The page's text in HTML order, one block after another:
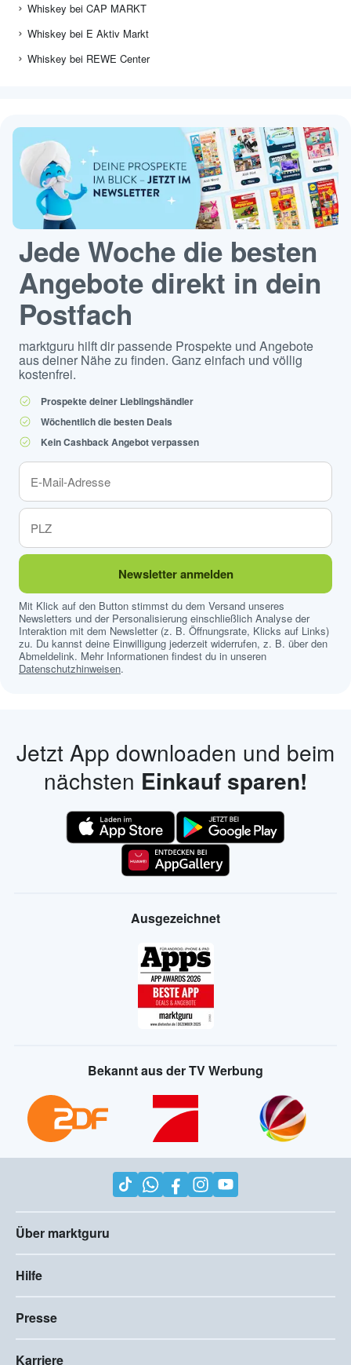
Whiskey bei CAP MARKT
Whiskey bei E Aktiv Markt
Whiskey bei REWE Center
Jede Woche die besten
Angebote direkt in dein
Postfach
marktguru hilft dir passende Prospekte und Angebote
aus deiner Nähe zu finden. Ganz einfach und völlig
kostenfrei.
Prospekte deiner Lieblingshändler
Wöchentlich die besten Deals
Kein Cashback Angebot verpassen
Newsletter anmelden
Mit Klick auf den Button stimmst du dem Versand unseres
Newsletters und der Personalisierung einschließlich Analyse der
Interaktion mit dem Newsletter (z. B. Öffnungsrate, Klicks auf Links)
zu. Du kannst deine Einwilligung jederzeit widerrufen, z. B. über den
Abmeldelink. Mehr Informationen findest du in unseren
Datenschutzhinweisen.
Jetzt App downloaden und beim
nächsten Einkauf sparen!
Ausgezeichnet
Bekannt aus der TV Werbung
Über marktguru
Hilfe
Presse
Karriere